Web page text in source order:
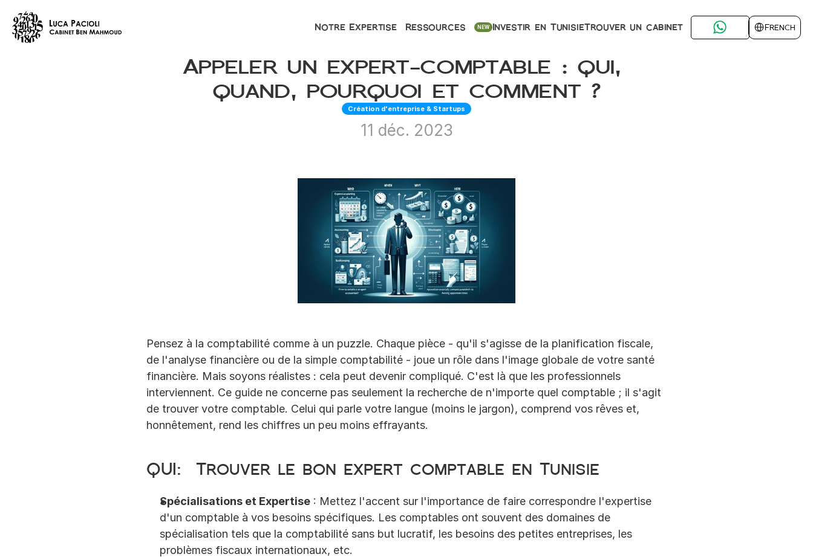
Notre Expertise Ressources NEW Investir en TunisieTrouver un cabinet
Select Language
French
Appeler un expert-comptable : qui,
quand, pourquoi et comment ?
Création d'entreprise & Startups
11 déc. 2023
Pensez à la comptabilité comme à un puzzle. Chaque pièce - qu'il s'agisse de la planification fiscale,
de l'analyse financière ou de la simple comptabilité - joue un rôle dans l'image globale de votre santé
financière. Mais soyons réalistes : cela peut devenir compliqué. C'est là que les professionnels
interviennent. Ce guide ne concerne pas seulement la recherche de n'importe quel comptable ; il s'agit
de trouver votre comptable. Celui qui parle votre langue (moins le jargon), comprend vos rêves et,
honnêtement, rend les chiffres un peu moins effrayants.
QUI: Trouver le bon expert comptable en Tunisie
Spécialisations et Expertise : Mettez l'accent sur l'importance de faire correspondre l'expertise
d'un comptable à vos besoins spécifiques. Les comptables ont souvent des domaines de
spécialisation tels que la comptabilité sans but lucratif, les besoins des petites entreprises, les
problèmes fiscaux internationaux, etc.